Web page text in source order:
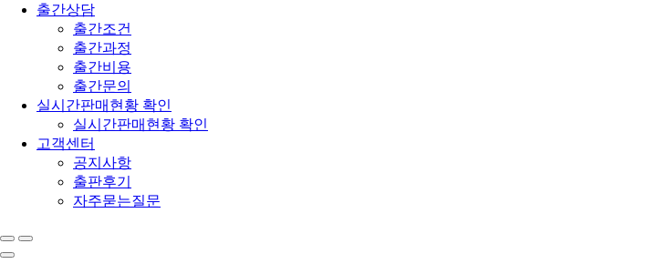
출간상담
출간조건
출간과정
출간비용
출간문의
실시간판매현황 확인
실시간판매현황 확인
고객센터
공지사항
출판후기
자주묻는질문